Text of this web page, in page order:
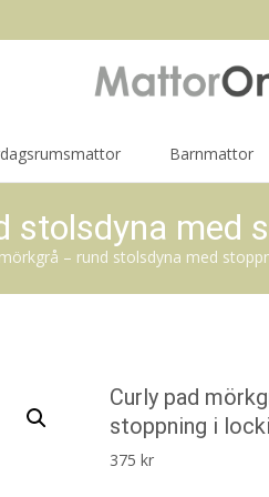
Barnmattor
stolsdyna med
– rund stolsdyna med
Curly pad
stoppning i
375kr